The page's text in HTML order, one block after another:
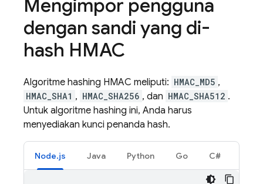
Mengimpor pengguna
dengan sandi yang di-
hash HMAC
Algoritme hashing HMAC meliputi: HMAC_MD5 ,
HMAC_SHA1 , HMAC_SHA256 , dan HMAC_SHA512 .
Untuk algoritme hashing ini, Anda harus
menyediakan kunci penanda hash.
Node.js Java Python Go C#